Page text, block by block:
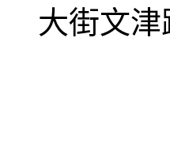
大街文津